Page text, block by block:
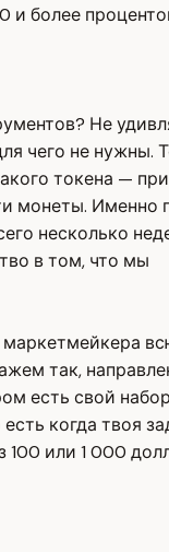
и более
Не
чего не нужны.
токена —
монеты. Именно
несколько
в том, что мы
так,
есть свой
когда твоя
100 или 1 000